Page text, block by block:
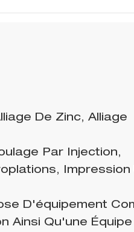
De Zinc, Alliage
Par Injection,
Impression
D'équipement
Ainsi Qu'une Équipe